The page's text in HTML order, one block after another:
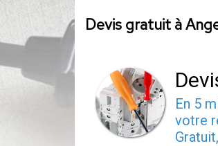
Devis gratuit à
En 5
votre